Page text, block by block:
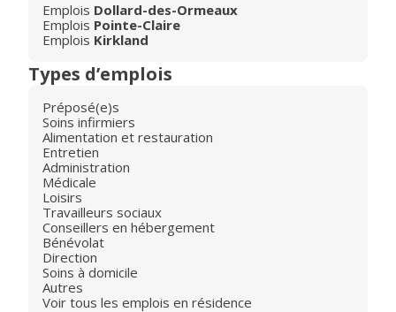
Emplois Dollard-des-Ormeaux
Emplois Pointe-Claire
Emplois Kirkland
Types d’emplois
Préposé(e)s
Soins infirmiers
Alimentation et restauration
Entretien
Administration
Médicale
Loisirs
Travailleurs sociaux
Conseillers en hébergement
Bénévolat
Direction
Soins à domicile
Autres
Voir tous les emplois en résidence